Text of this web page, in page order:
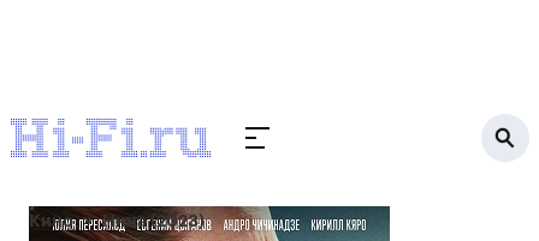
Кино Нина (2023)